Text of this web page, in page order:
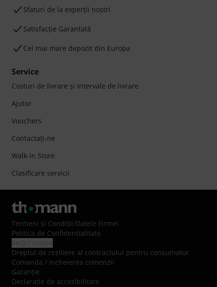
Sfaturi de la experții noștri
Satisfacție Garantată
Cel mai mare depozit din Europa
Service
Costuri de livrare şi Intervale de livrare
Ajutor
Vouchers
Contactaţi-ne
Walk-in Store
Clasificare servicii
Termeni şi Condiţii/Datele Firmei
Politica de Confidenţialitate
Dreptul de reziliere al contractului pentru consumator
Comanda / incheierea comenzii
Garanție
Declarație de accesibilitate